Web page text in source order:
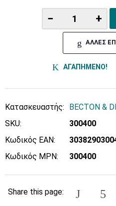
− +
ΑΛΛΕΣ
ΑΓΑΠΗΜΕΝΟ!
Κατασκευαστής:
BECTON &
SKU:
300400
Κωδικός EAN:
Κωδικός MPN:
300400
Share this page: